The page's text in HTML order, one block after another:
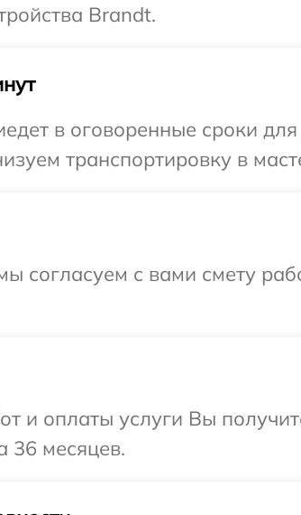
Brandt.
в оговоренные сроки
транспортировку в
согласуем с вами смету
и оплаты услуги Вы
36 месяцев.